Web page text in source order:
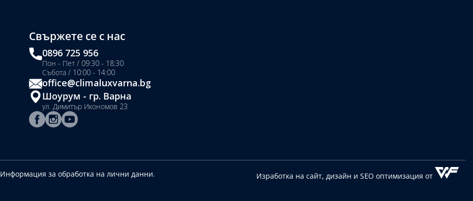
Свържете се с нас
0896 725 956
Пон - Пет / 09:30 - 18:30
Събота / 10:00 - 14:00
office@climaluxvarna.bg
Шоурум - гр. Варна
ул. Димитър Икономов 23
Информация за обработка на лични данни. Изработка на сайт, дизайн и SEO оптимизация от